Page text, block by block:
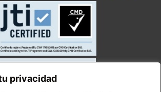
privacidad